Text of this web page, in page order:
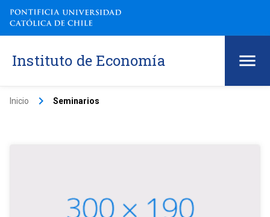
Instituto de Economía
Inicio keyboard_arrow_right Seminarios